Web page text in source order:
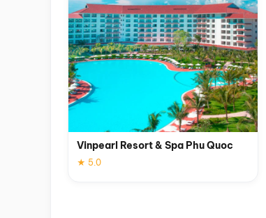
Vinpearl Resort & Spa Phu Quoc
★ 5.0